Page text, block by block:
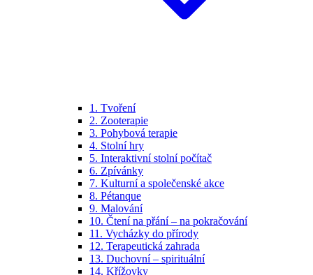
1. Tvoření
2. Zooterapie
3. Pohybová terapie
4. Stolní hry
5. Interaktivní stolní počítač
6. Zpívánky
7. Kulturní a společenské akce
8. Pétanque
9. Malování
10. Čtení na přání – na pokračování
11. Vycházky do přírody
12. Terapeutická zahrada
13. Duchovní – spirituální
14. Křížovky